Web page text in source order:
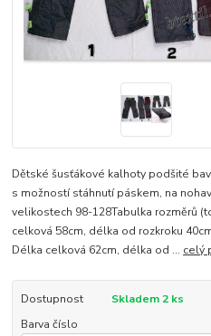
Dětské šusťákové kalhoty podšité
s možností stáhnutí páskem, na
velikostech 98-128Tabulka rozměrů
celková 58cm, délka od rozkroku
Délka celková 62cm, délka od ... celý
Dostupnost
Skladem 2 ks
Barva číslo